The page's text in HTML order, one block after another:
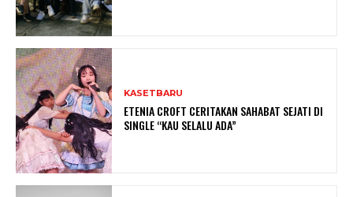
KASETBARU
ETENIA CROFT CERITAKAN SAHABAT SEJATI DI
SINGLE “KAU SELALU ADA”